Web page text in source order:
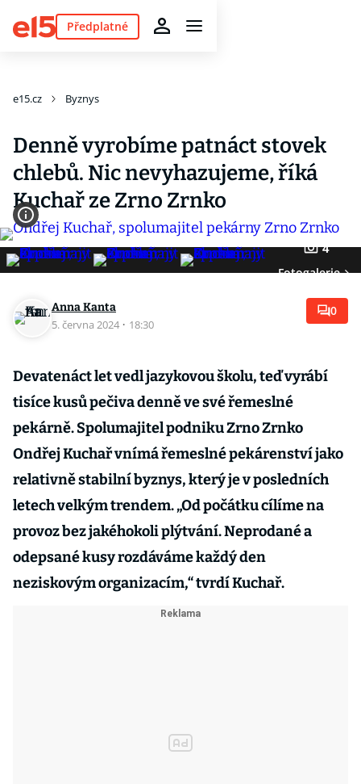
Předplatné
e15.cz Byznys
Denně vyrobíme patnáct stovek
chlebů. Nic nevyhazujeme, říká
Kuchař ze Zrno Zrnko
4
Fotogalerie
Anna Kanta
5. června 2024 · 18:30
0
Devatenáct let vedl jazykovou školu, teď vyrábí
tisíce kusů pečiva denně ve své řemeslné
pekárně. Spolumajitel podniku Zrno Zrnko
Ondřej Kuchař vnímá řemeslné pekárenství jako
relativně stabilní byznys, který je v posledních
letech velkým trendem. „Od počátku cílíme na
provoz bez jakéhokoli plýtvání. Neprodané a
odepsané kusy rozdáváme každý den
neziskovým organizacím,“ tvrdí Kuchař.